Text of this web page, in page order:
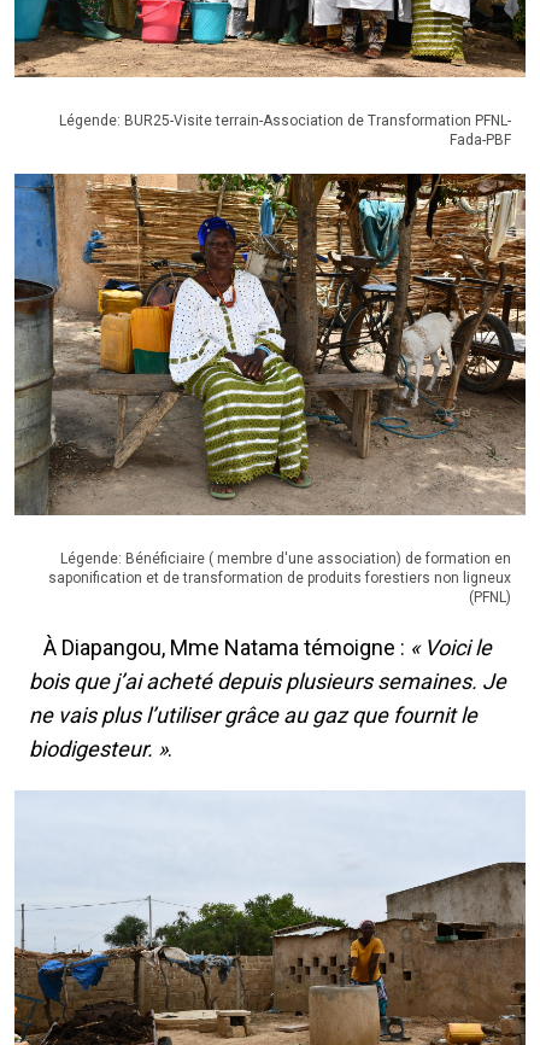
Légende: BUR25-Visite terrain-Association de Transformation PFNL-
Fada-PBF
Légende: Bénéficiaire ( membre d'une association) de formation en
saponification et de transformation de produits forestiers non ligneux
(PFNL)
À Diapangou, Mme Natama témoigne : « Voici le
bois que j’ai acheté depuis plusieurs semaines. Je
ne vais plus l’utiliser grâce au gaz que fournit le
biodigesteur. ».